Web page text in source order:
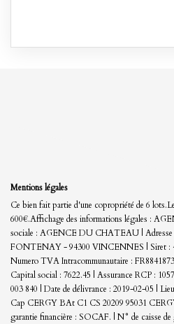
Mentions légales
Ce bien fait partie d'une copropriété de 6
600€.Affichage des informations légales :
sociale : AGENCE DU CHATEAU | Adresse
FONTENAY - 94300 VINCENNES | Siret :
Numero TVA Intracommunautaire :
Capital social : 7622.45 | Assurance RCP :
003 840 | Date de délivrance : 2019-02-05 |
Cap CERGY BAt C1 CS 20209 95031
garantie financière : SOCAF. | N° de caisse de